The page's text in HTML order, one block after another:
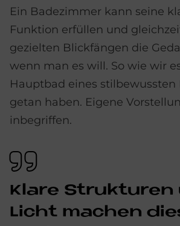
Ein Badezimmer kann seine
Funktion erfüllen und
gezielten Blickfängen die
wenn man es will. So wie wir
Hauptbad eines stilbewussten
getan haben. Eigene
inbegriffen.
Kla­re Struk­tu­ren
Li­cht ma­chen